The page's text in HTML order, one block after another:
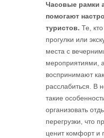
Часовые рамки
помогают
туристов. Те,
прогулки или
места с
мероприятиями,
воспринимают
расслабиться. В
такие
организовать
перегрузки, что
ценит комфорт и